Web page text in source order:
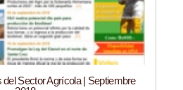
Sector Agrícola | Septiembre